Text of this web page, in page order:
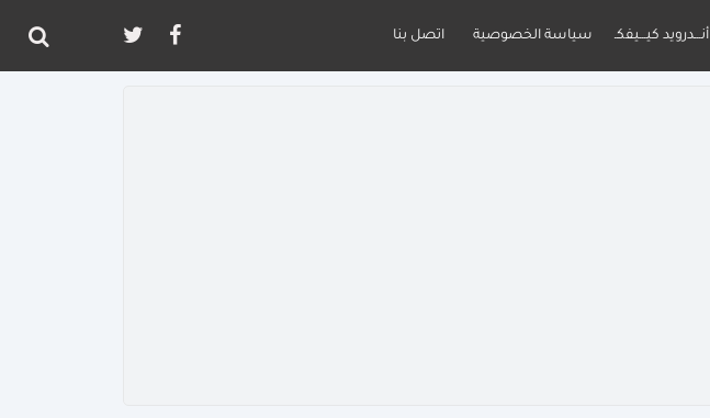
أنـــدرويد كيـــيفكـ سياسة الخصوصية اتصل بنا